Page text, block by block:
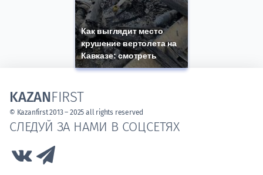
Как выглядит место
крушение вертолета на
Кавказе: смотреть
СЛЕДУЙ ЗА НАМИ В СОЦСЕТЯХ
Link to Vk
KAZANFIRST
© Kazanfirst 2013 – 2025 all rights reserved